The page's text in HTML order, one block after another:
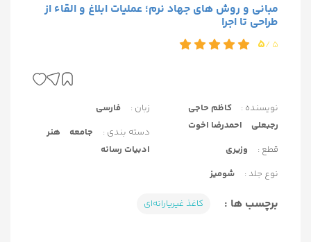
مبانی و روش های جهاد نرم؛ عملیات ابلاغ و القاء از
طراحی تا اجرا
5 /
5
نویسنده :
کاظم حاجی
رجبعلی
احمدرضا اخوت
قطع :
وزیری
نوع جلد :
شومیز
زبان :
فارسی
دسته بندی :
جامعه
هنر
ادبیات رسانه
برچسب ها : کاغذ غیریارانه‌ای